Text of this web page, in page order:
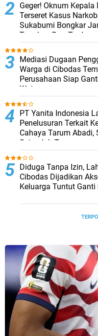
Geger! Oknum
Terseret Kasus
Sukabumi Bongkar
Tangkap Dua Terduga
Mediasi Dugaan
Warga di Cibodas
Perusahaan Siap
Wajar
PT Yanita Indonesia
Penelusuran Terkait
Cahaya Tarum Abadi,
Sejumlah Temuan
Diduga Tanpa Izin,
Cibodas Dijadikan
Keluarga Tuntut